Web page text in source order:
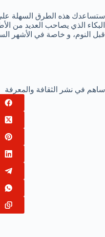
ستساعدك هذه الطرق السهلة
البكاء الذي يصاحب العديد من
قبل النوم، و خاصة في الأشهر
ساهم في نشر الثقافة والمعرفة